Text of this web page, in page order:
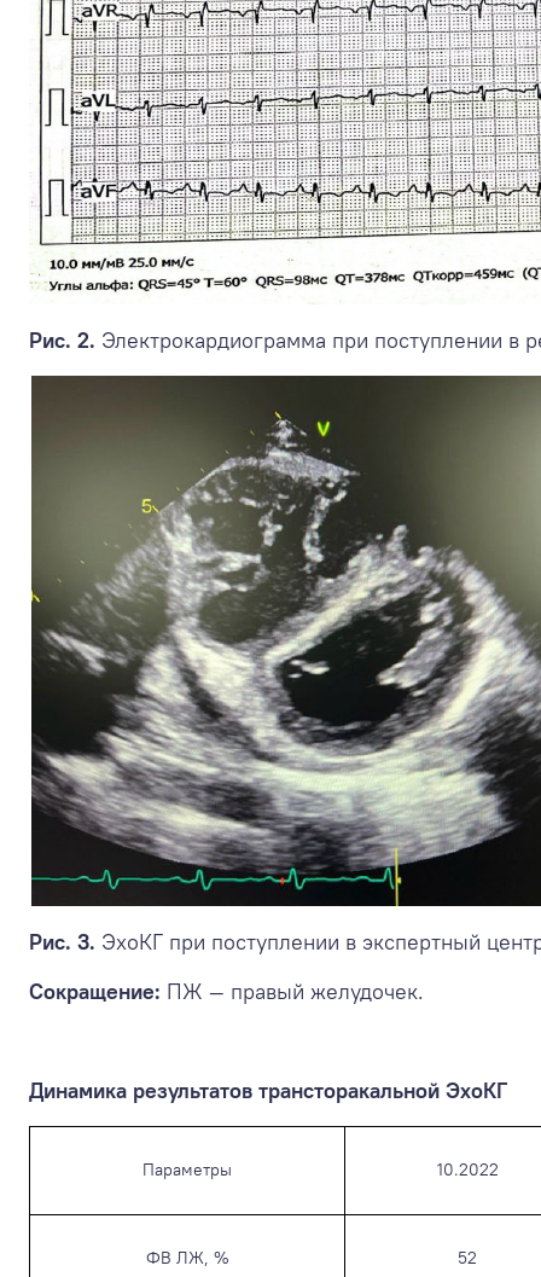
Рис. 2. Электрокардиограмма при поступлении в
Рис. 3. ЭхоКГ при поступлении в экспертный
Сокращение: ПЖ — правый желудочек.
Динамика результатов трансторакальной ЭхоКГ
Параметры 10.2022
ФВ ЛЖ, % 52